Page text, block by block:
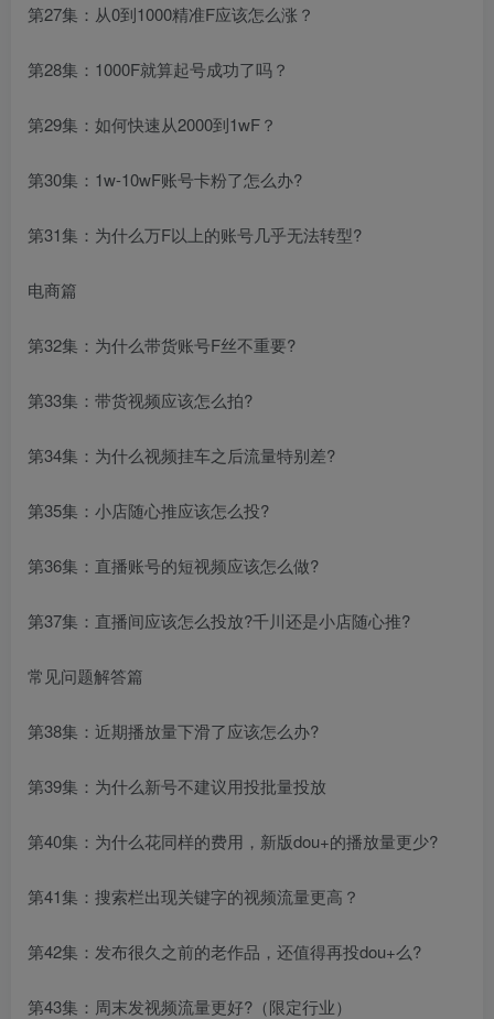
第27集：从0到1000精准F应该怎么涨？
第28集：1000F就算起号成功了吗？
第29集：如何快速从2000到1wF？
第30集：1w-10wF账号卡粉了怎么办?
第31集：为什么万F以上的账号几乎无法转型?
电商篇
第32集：为什么带货账号F丝不重要?
第33集：带货视频应该怎么拍?
第34集：为什么视频挂车之后流量特别差?
第35集：小店随心推应该怎么投?
第36集：直播账号的短视频应该怎么做?
第37集：直播间应该怎么投放?千川还是小店随心推?
常见问题解答篇
第38集：近期播放量下滑了应该怎么办?
第39集：为什么新号不建议用投批量投放
第40集：为什么花同样的费用，新版dou+的播放量更少?
第41集：搜索栏出现关键字的视频流量更高？
第42集：发布很久之前的老作品，还值得再投dou+么?
第43集：周末发视频流量更好?（限定行业）